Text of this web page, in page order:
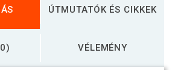
ÚTMUTATÓK ÉS CIKKEK
VÉLEMÉNY